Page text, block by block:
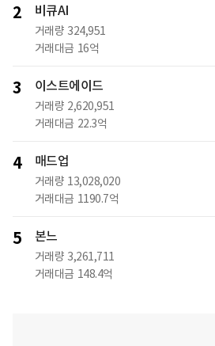
2 비큐AI
거래량 324,951
거래대금 16억
3 이스트에이드
거래량 2,620,951
거래대금 22.3억
4 매드업
거래량 13,028,020
거래대금 1190.7억
5 본느
거래량 3,261,711
거래대금 148.4억